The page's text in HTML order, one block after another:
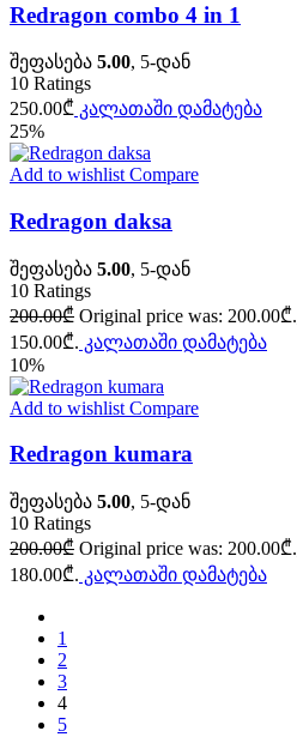
Redragon combo 4 in 1
შეფასება 5.00, 5-დან
10 Ratings
250.00₾ კალათაში დამატება
25%
Add to wishlist Compare
Redragon daksa
შეფასება 5.00, 5-დან
10 Ratings
200.00₾ Original price was: 200.00₾.
150.00₾. კალათაში დამატება
10%
Add to wishlist Compare
Redragon kumara
შეფასება 5.00, 5-დან
10 Ratings
200.00₾ Original price was: 200.00₾.
180.00₾. კალათაში დამატება
1
2
3
4
5